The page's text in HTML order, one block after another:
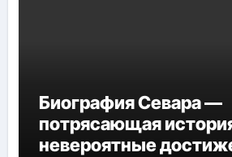
Биография Севара —
потрясающая
невероятные